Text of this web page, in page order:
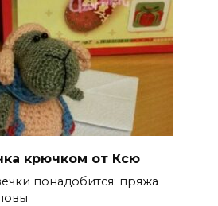
крючком от Ксю
понадобится: пряжа